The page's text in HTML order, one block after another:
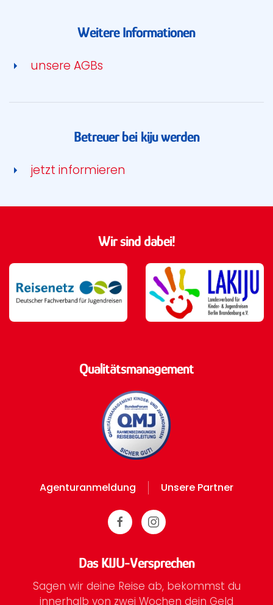
Weitere Informationen
unsere AGBs
Betreuer bei kiju werden
jetzt informieren
Wir sind dabei!
Qualitätsmanagement
Agenturanmeldung Unsere Partner
Das KIJU-Versprechen
Sagen wir deine Reise ab, bekommst du
innerhalb von zwei Wochen dein Geld